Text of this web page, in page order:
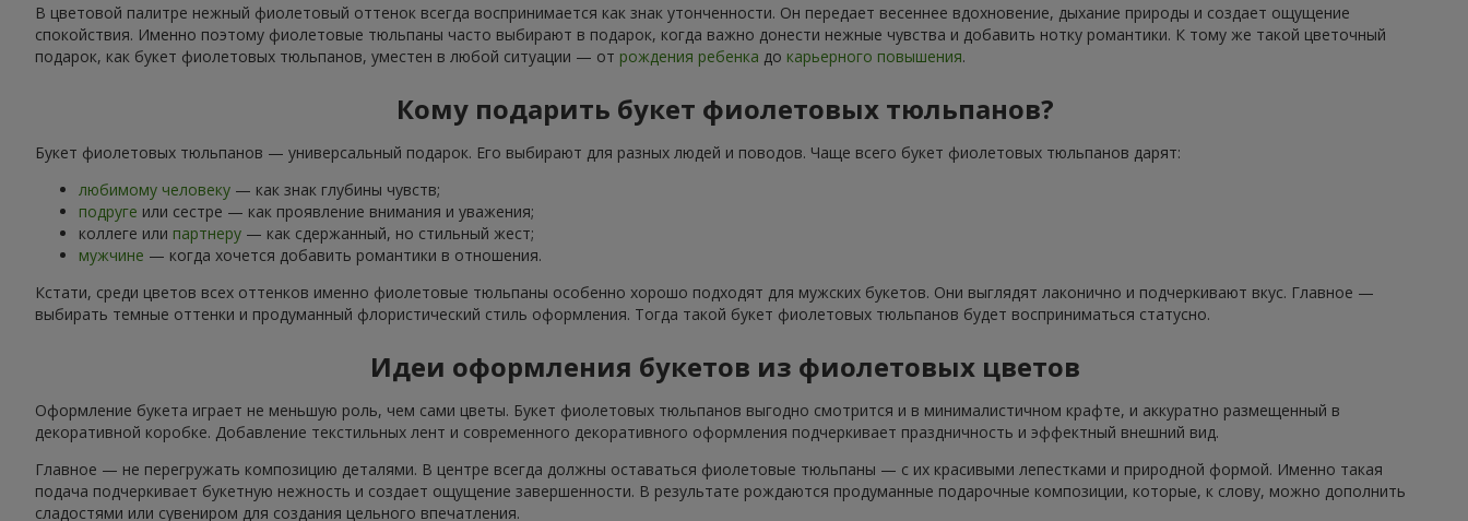
В цветовой палитре нежный фиолетовый оттенок всегда воспринимается как знак утонченности. Он передает весеннее вдохновение, дыхание природы и создает ощущение
спокойствия. Именно поэтому фиолетовые тюльпаны часто выбирают в подарок, когда важно донести нежные чувства и добавить нотку романтики. К тому же такой цветочный
подарок, как букет фиолетовых тюльпанов, уместен в любой ситуации — от рождения ребенка до карьерного повышения.
Кому подарить букет фиолетовых тюльпанов?
Букет фиолетовых тюльпанов — универсальный подарок. Его выбирают для разных людей и поводов. Чаще всего букет фиолетовых тюльпанов дарят:
любимому человеку — как знак глубины чувств;
подруге или сестре — как проявление внимания и уважения;
коллеге или партнеру — как сдержанный, но стильный жест;
мужчине — когда хочется добавить романтики в отношения.
Кстати, среди цветов всех оттенков именно фиолетовые тюльпаны особенно хорошо подходят для мужских букетов. Они выглядят лаконично и подчеркивают вкус. Главное —
выбирать темные оттенки и продуманный флористический стиль оформления. Тогда такой букет фиолетовых тюльпанов будет восприниматься статусно.
Идеи оформления букетов из фиолетовых цветов
Оформление букета играет не меньшую роль, чем сами цветы. Букет фиолетовых тюльпанов выгодно смотрится и в минималистичном крафте, и аккуратно размещенный в
декоративной коробке. Добавление текстильных лент и современного декоративного оформления подчеркивает праздничность и эффектный внешний вид.
Главное — не перегружать композицию деталями. В центре всегда должны оставаться фиолетовые тюльпаны — с их красивыми лепестками и природной формой. Именно такая
подача подчеркивает букетную нежность и создает ощущение завершенности. В результате рождаются продуманные подарочные композиции, которые, к слову, можно дополнить
сладостями или сувениром для создания цельного впечатления.